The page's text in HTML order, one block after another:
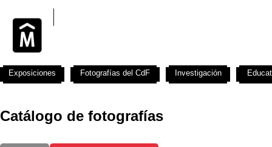
Catálogo de fotografías
Exposiciones Fotografías del CdF Investigación